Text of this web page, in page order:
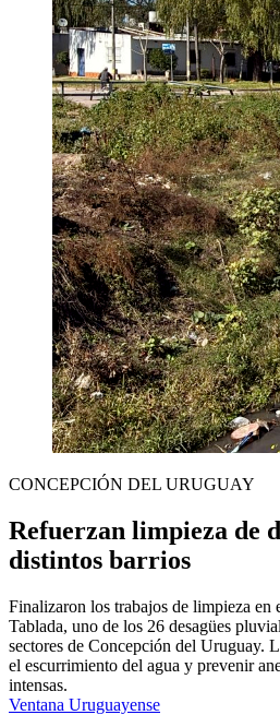
CONCEPCIÓN DEL URUGUAY
Refuerzan limpieza de
distintos barrios
Finalizaron los trabajos de limpieza en
Tablada, uno de los 26 desagües
sectores de Concepción del Uruguay.
el escurrimiento del agua y prevenir
intensas.
Ventana Uruguayense